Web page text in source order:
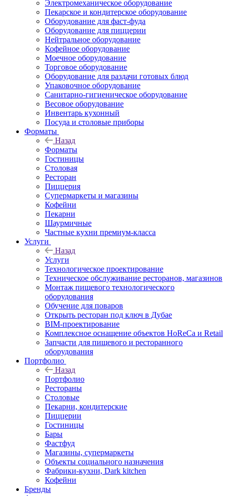
Электромеханическое оборудование
Пекарское и кондитерское оборудование
Оборудование для фаст-фуда
Оборудование для пиццерии
Нейтральное оборудование
Кофейное оборудование
Моечное оборудование
Торговое оборудование
Оборудование для раздачи готовых блюд
Упаковочное оборудование
Санитарно-гигиеническое оборудование
Весовое оборудование
Инвентарь кухонный
Посуда и столовые приборы
Форматы
Назад
Форматы
Гостиницы
Столовая
Ресторан
Пиццерия
Супермаркеты и магазины
Кофейни
Пекарни
Шаурмичные
Частные кухни премиум-класса
Услуги
Назад
Услуги
Технологическое проектирование
Техническое обслуживание ресторанов, магазинов
Монтаж пищевого технологического
оборудования
Обучение для поваров
Открыть ресторан под ключ в Дубае
BIM-проектирование
Комплексное оснащение объектов HoReCa и Retail
Запчасти для пищевого и ресторанного
оборудования
Портфолио
Назад
Портфолио
Рестораны
Столовые
Пекарни, кондитерские
Пиццерии
Гостиницы
Бары
Фастфуд
Магазины, супермаркеты
Объекты социального назначения
Фабрики-кухни, Dark kitchen
Кофейни
Бренды